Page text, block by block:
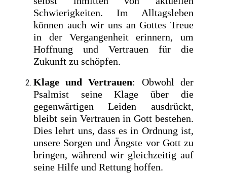
Schwierigkeiten. Im Alltagsleben
können auch wir uns an Gottes Treue
in der Vergangenheit erinnern, um
Hoffnung und Vertrauen für die
Zukunft zu schöpfen.
Klage und Vertrauen: Obwohl der
Psalmist seine Klage über die
gegenwärtigen Leiden ausdrückt,
bleibt sein Vertrauen in Gott bestehen.
Dies lehrt uns, dass es in Ordnung ist,
unsere Sorgen und Ängste vor Gott zu
bringen, während wir gleichzeitig auf
seine Hilfe und Rettung hoffen.